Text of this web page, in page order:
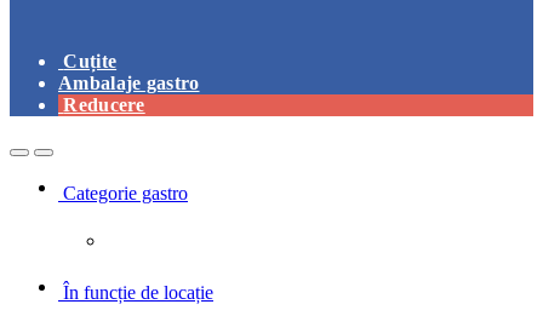
Cuțite
Ambalaje gastro
Reducere
OpenClose
Categorie gastro
În funcție de locație